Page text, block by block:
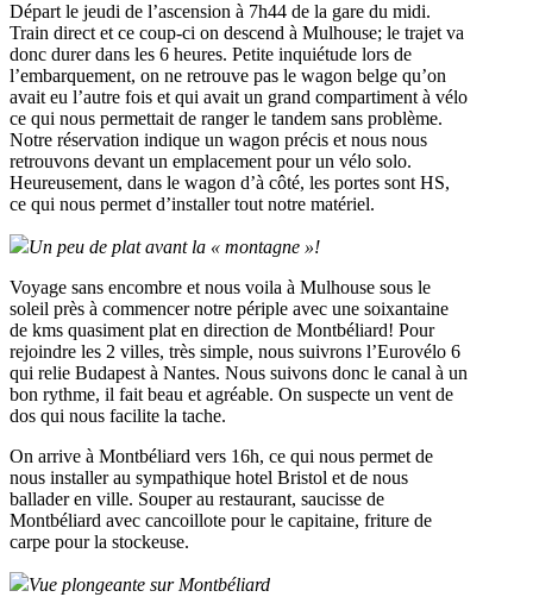
Départ le jeudi de l’ascension à 7h44 de la gare du midi.
Train direct et ce coup-ci on descend à Mulhouse; le trajet va
donc durer dans les 6 heures. Petite inquiétude lors de
l’embarquement, on ne retrouve pas le wagon belge qu’on
avait eu l’autre fois et qui avait un grand compartiment à vélo
ce qui nous permettait de ranger le tandem sans problème.
Notre réservation indique un wagon précis et nous nous
retrouvons devant un emplacement pour un vélo solo.
Heureusement, dans le wagon d’à côté, les portes sont HS,
ce qui nous permet d’installer tout notre matériel.
Un peu de plat avant la « montagne »!
Voyage sans encombre et nous voila à Mulhouse sous le
soleil près à commencer notre périple avec une soixantaine
de kms quasiment plat en direction de Montbéliard! Pour
rejoindre les 2 villes, très simple, nous suivrons l’Eurovélo 6
qui relie Budapest à Nantes. Nous suivons donc le canal à un
bon rythme, il fait beau et agréable. On suspecte un vent de
dos qui nous facilite la tache.
On arrive à Montbéliard vers 16h, ce qui nous permet de
nous installer au sympathique hotel Bristol et de nous
ballader en ville. Souper au restaurant, saucisse de
Montbéliard avec cancoillote pour le capitaine, friture de
carpe pour la stockeuse.
Vue plongeante sur Montbéliard